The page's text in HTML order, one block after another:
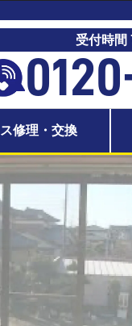
受付時間
修理・交換